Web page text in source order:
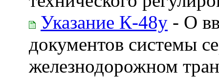
Указание К-48у - О
документов системы
железнодорожном